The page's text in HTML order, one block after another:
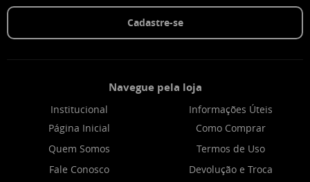
Cadastre-se
Navegue pela loja
Institucional
Página Inicial
Quem Somos
Fale Conosco
Informações Úteis
Como Comprar
Termos de Uso
Devolução e Troca